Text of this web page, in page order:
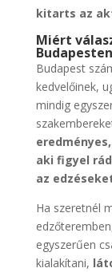
kitarts az
Miért
Budapest
kedvelőinek,
mindig
aki figyel
az
Ha szeretnél
egyszerűen
kialakítani,